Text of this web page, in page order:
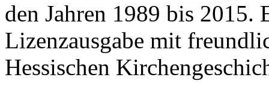
den Jahren 1989 bis 2015.
Lizenzausgabe mit
Hessischen